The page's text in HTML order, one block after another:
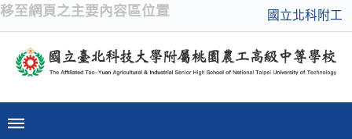
移至網頁之主要內容區位置 國立北科附工